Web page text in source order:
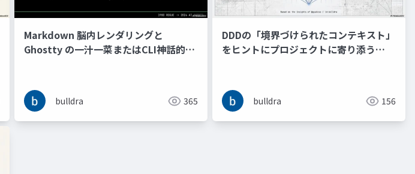
Markdown 脳内レンダリングと
Ghostty の一汁一菜またはCLI神話的暴
bulldra 365
DDDの「境界づけられたコンテキスト」
をヒントにプロジェクトに寄り添う
bulldra 156